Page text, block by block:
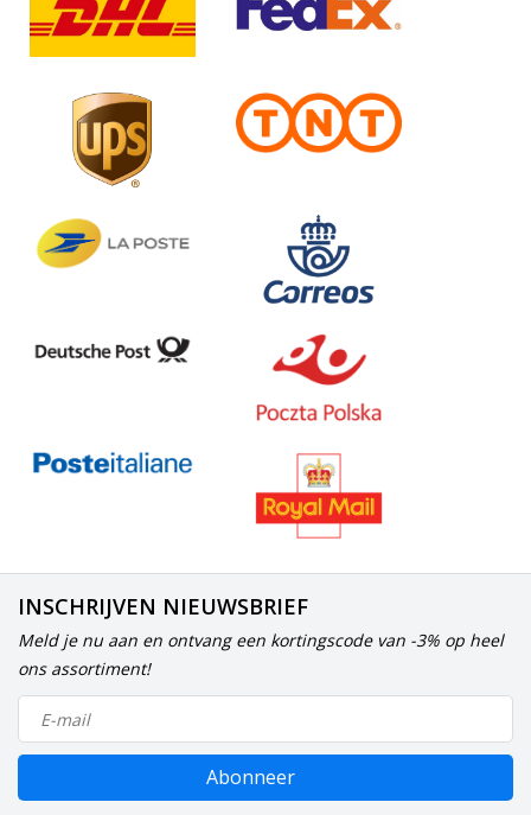
INSCHRIJVEN NIEUWSBRIEF
Meld je nu aan en ontvang een kortingscode van -3% op heel
ons assortiment!
Abonneer